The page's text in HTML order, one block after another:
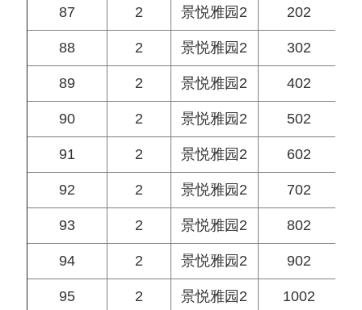
87 2 景悦雅园2 202
88 2 景悦雅园2 302
89 2 景悦雅园2 402
90 2 景悦雅园2 502
91 2 景悦雅园2 602
92 2 景悦雅园2 702
93 2 景悦雅园2 802
94 2 景悦雅园2 902
95 2 景悦雅园2 1002